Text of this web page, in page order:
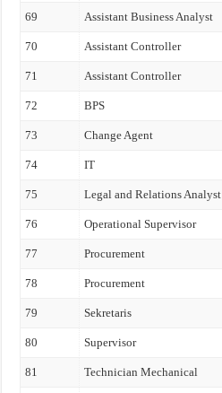
69 Assistant Business Analyst
70 Assistant Controller
71 Assistant Controller
72 BPS
73 Change Agent
74 IT
75 Legal and Relations Analyst
76 Operational Supervisor
77 Procurement
78 Procurement
79 Sekretaris
80 Supervisor
81 Technician Mechanical